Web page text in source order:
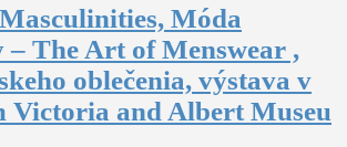
Móda
The Art of Menswear ,
oblečenia, výstava v
Victoria and Albert Museu